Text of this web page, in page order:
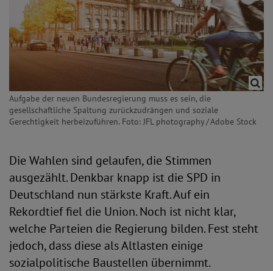
Aufgabe der neuen Bundesregierung muss es sein, die
gesellschaftliche Spaltung zurückzudrängen und soziale
Gerechtigkeit herbeizuführen. Foto: JFL photography / Adobe Stock
Die Wahlen sind gelaufen, die Stimmen
ausgezählt. Denkbar knapp ist die SPD in
Deutschland nun stärkste Kraft. Auf ein
Rekordtief fiel die Union. Noch ist nicht klar,
welche Parteien die Regierung bilden. Fest steht
jedoch, dass diese als Altlasten einige
sozialpolitische Baustellen übernimmt.